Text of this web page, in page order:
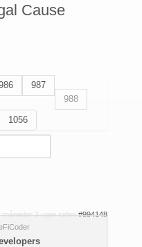
Cause
987
988
1056
måneder 3 uger siden #994148